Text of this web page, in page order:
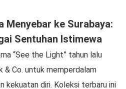
ke Surabaya:
Sentuhan Istimewa
“See the Light” tahun lalu
& Co. untuk memperdalam
kekuatan diri. Koleksi terbaru ini